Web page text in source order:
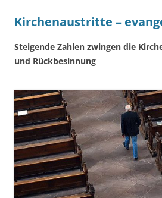
Kirchenaustritte –
Steigende Zahlen zwingen die
und Rückbesinnung